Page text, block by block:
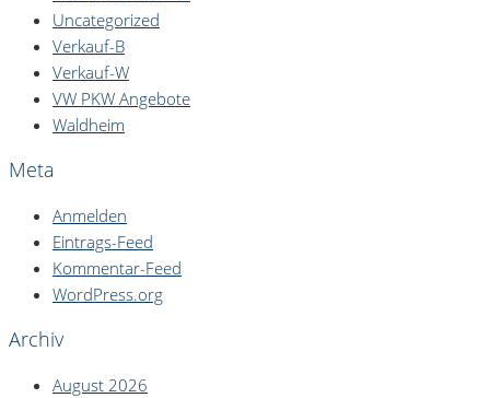
Uncategorized
Verkauf-B
Verkauf-W
VW PKW Angebote
Waldheim
Meta
Anmelden
Eintrags-Feed
Kommentar-Feed
WordPress.org
Archiv
August 2026